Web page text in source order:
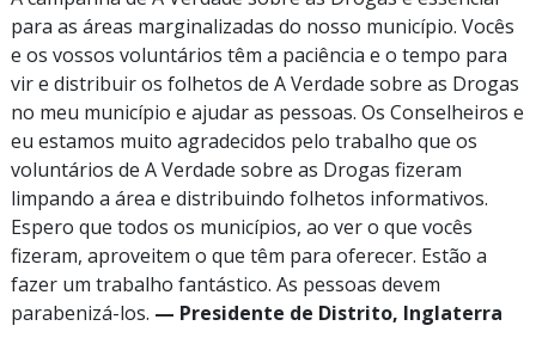
para as áreas marginalizadas do nosso município. Vocês
e os vossos voluntários têm a paciência e o tempo para
vir e distribuir os folhetos de A Verdade sobre as Drogas
no meu município e ajudar as pessoas. Os Conselheiros e
eu estamos muito agradecidos pelo trabalho que os
voluntários de A Verdade sobre as Drogas fizeram
limpando a área e distribuindo folhetos informativos.
Espero que todos os municípios, ao ver o que vocês
fizeram, aproveitem o que têm para oferecer. Estão a
fazer um trabalho fantástico. As pessoas devem
parabenizá-los. — Presidente de Distrito, Inglaterra